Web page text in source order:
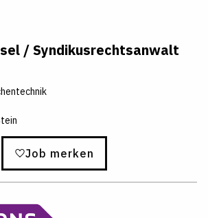
/ Syndikusrechtsanwalt
Job merken